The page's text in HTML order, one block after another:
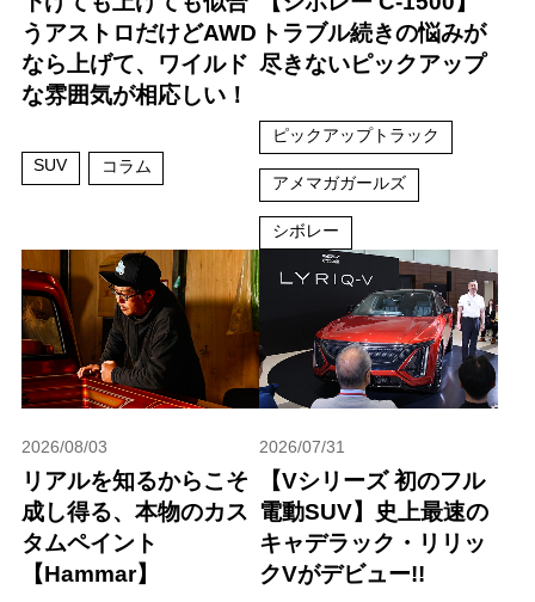
うアストロだけどAWD
なら上げて、ワイルド
な雰囲気が相応しい！
SUV コラム
トラブル続きの悩みが
尽きないピックアップ
ピックアップトラック
アメマガガールズ
シボレー
2026/08/03
リアルを知るからこそ
成し得る、本物のカス
タムペイント
【Hammar】
2026/07/31
【Vシリーズ 初のフル
電動SUV】史上最速の
キャデラック・リリッ
クVがデビュー!!